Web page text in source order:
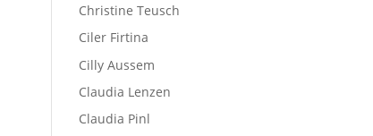
Christine Teusch
Ciler Firtina
Cilly Aussem
Claudia Lenzen
Claudia Pinl